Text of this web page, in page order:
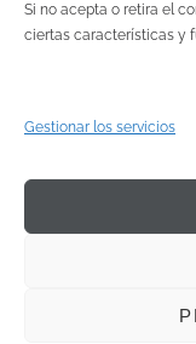
Si no acepta o retira el
ciertas características y
Gestionar los servicios
BLOG